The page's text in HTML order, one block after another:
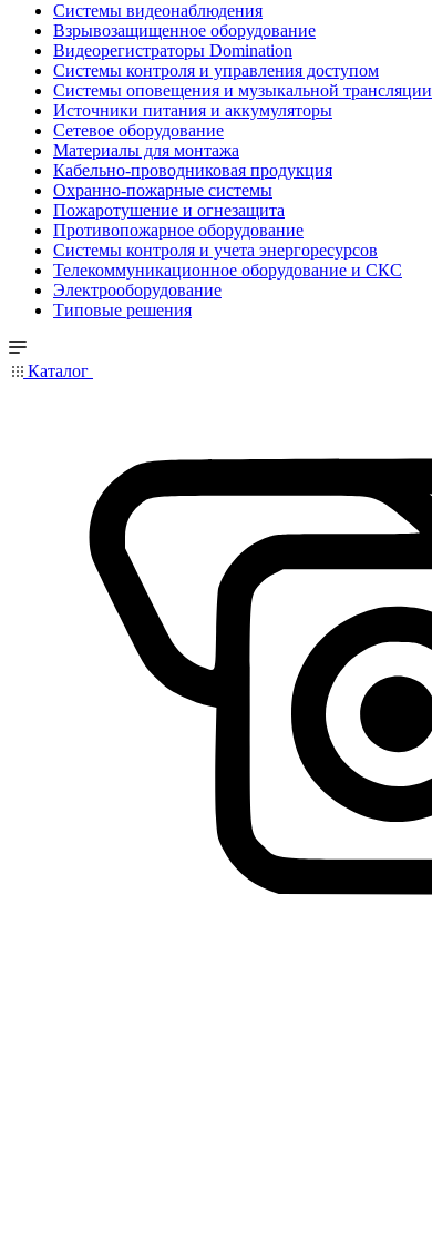
Системы видеонаблюдения
Взрывозащищенное оборудование
Видеорегистраторы Domination
Системы контроля и управления доступом
Системы оповещения и музыкальной трансляции
Источники питания и аккумуляторы
Сетевое оборудование
Материалы для монтажа
Кабельно-проводниковая продукция
Охранно-пожарные системы
Пожаротушение и огнезащита
Противопожарное оборудование
Системы контроля и учета энергоресурсов
Телекоммуникационное оборудование и СКС
Электрооборудование
Типовые решения
Каталог